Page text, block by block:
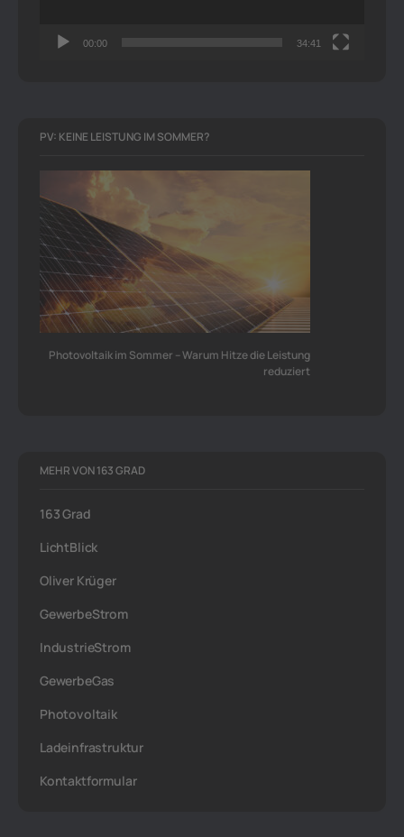
00:00 34:41
PV: KEINE LEISTUNG IM SOMMER?
Photovoltaik im Sommer – Warum Hitze die Leistung
reduziert
MEHR VON 163 GRAD
163 Grad
LichtBlick
Oliver Krüger
GewerbeStrom
IndustrieStrom
GewerbeGas
Photovoltaik
Ladeinfrastruktur
Kontaktformular